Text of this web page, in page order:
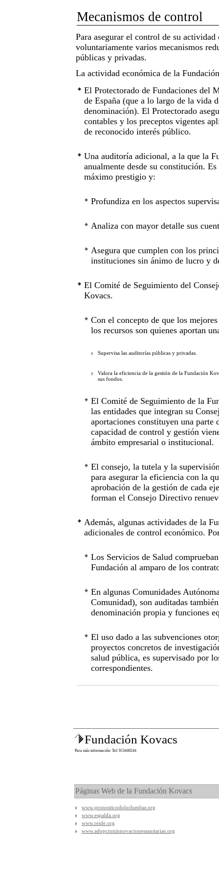
Mecanismos de control
Para asegurar el control de su
voluntariamente varios mecanismos
públicas y privadas.
La actividad económica de la
El Protectorado de Fundaciones del
de España (que a lo largo de la vida
denominación). El Protectorado
contables y los preceptos vigentes
de reconocido interés público.
Una auditoría adicional, a la que la
anualmente desde su constitución.
máximo prestigio y:
Profundiza en los aspectos
Analiza con mayor detalle sus
Asegura que cumplen con los
instituciones sin ánimo de lucro y
El Comité de Seguimiento del
Kovacs.
Con el concepto de que los
los recursos son quienes aportan
Supervisa las auditorías públicas y privadas.
Valora la eficiencia de la gestión de la Fundación
sus fondos.
El Comité de Seguimiento de la
las entidades que integran su
aportaciones constituyen una parte
capacidad de control y gestión
ámbito empresarial o institucional.
El consejo, la tutela y la
para asegurar la eficiencia con la
aprobación de la gestión de cada
forman el Consejo Directivo
Además, algunas actividades de la
adicionales de control económico.
Los Servicios de Salud
Fundación al amparo de los
En algunas Comunidades
Comunidad), son auditadas
denominación propia y funciones
El uso dado a las subvenciones
proyectos concretos de
salud pública, es supervisado por
correspondientes.
Fundación Kovacs
Para más información: Tel: 913440244
Páginas Web de la Fundación Kovacs
www.pronosticodolorlumbar.org
www.espalda.org
www.reide.org
www.adopcioninnovacionessanitarias.org